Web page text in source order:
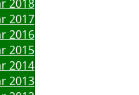
2018
2017
2016
2015
2014
2013